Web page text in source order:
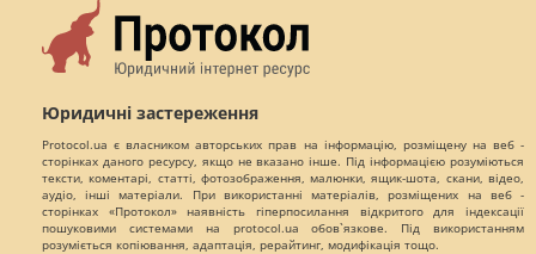
Юридичні застереження
Protocol.ua є власником авторських прав на інформацію, розміщену на веб -
сторінках даного ресурсу, якщо не вказано інше. Під інформацією розуміються
тексти, коментарі, статті, фотозображення, малюнки, ящик-шота, скани, відео,
аудіо, інші матеріали. При використанні матеріалів, розміщених на веб -
сторінках «Протокол» наявність гіперпосилання відкритого для індексації
пошуковими системами на protocol.ua обов`язкове. Під використанням
розуміється копіювання, адаптація, рерайтинг, модифікація тощо.